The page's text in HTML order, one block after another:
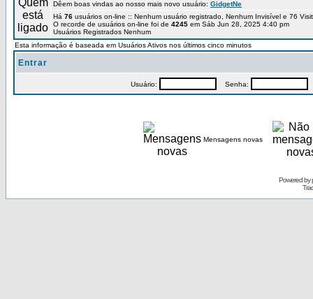
Dêem boas vindas ao nosso mais novo usuário: GidgetNe
Há 76 usuários on-line :: Nenhum usuário registrado, Nenhum Invisível e 76
O recorde de usuários on-line foi de 4245 em Sáb Jun 28, 2025 4:40 pm
Usuários Registrados Nenhum
Esta informação é baseada em Usuários Ativos nos últimos cinco minutos
Entrar
Usuário: Senha:
Mensagens novas
Powered by